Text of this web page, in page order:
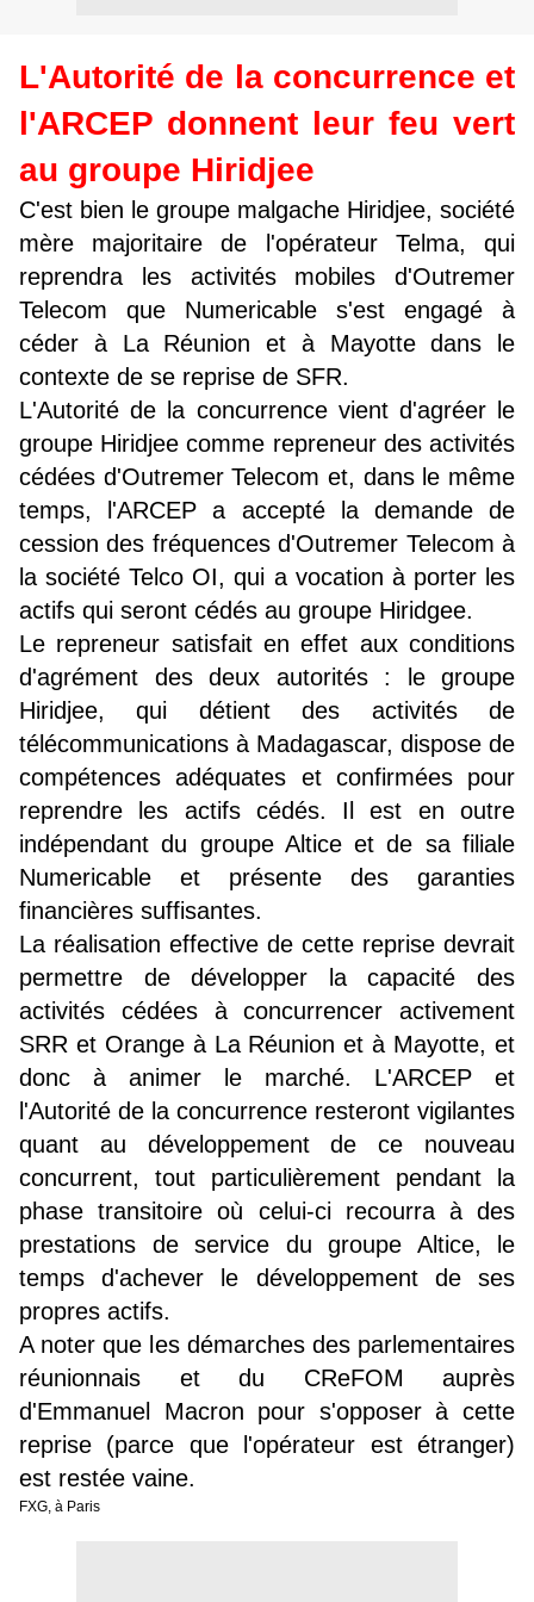
L'Autorité de la concurrence et
l'ARCEP donnent leur feu vert
au groupe Hiridjee
C'est bien le groupe malgache Hiridjee, société
mère majoritaire de l'opérateur Telma, qui
reprendra les activités mobiles d'Outremer
Telecom que Numericable s'est engagé à
céder à La Réunion et à Mayotte dans le
contexte de se reprise de SFR.
L'Autorité de la concurrence vient d'agréer le
groupe Hiridjee comme repreneur des activités
cédées d'Outremer Telecom et, dans le même
temps, l'ARCEP a accepté la demande de
cession des fréquences d'Outremer Telecom à
la société Telco OI, qui a vocation à porter les
actifs qui seront cédés au groupe Hiridgee.
Le repreneur satisfait en effet aux conditions
d'agrément des deux autorités : le groupe
Hiridjee, qui détient des activités de
télécommunications à Madagascar, dispose de
compétences adéquates et confirmées pour
reprendre les actifs cédés. Il est en outre
indépendant du groupe Altice et de sa filiale
Numericable et présente des garanties
financières suffisantes.
La réalisation effective de cette reprise devrait
permettre de développer la capacité des
activités cédées à concurrencer activement
SRR et Orange à La Réunion et à Mayotte, et
donc à animer le marché. L'ARCEP et
l'Autorité de la concurrence resteront vigilantes
quant au développement de ce nouveau
concurrent, tout particulièrement pendant la
phase transitoire où celui-ci recourra à des
prestations de service du groupe Altice, le
temps d'achever le développement de ses
propres actifs.
A noter que les démarches des parlementaires
réunionnais et du CReFOM auprès
d'Emmanuel Macron pour s'opposer à cette
reprise (parce que l'opérateur est étranger)
est restée vaine.
FXG, à Paris